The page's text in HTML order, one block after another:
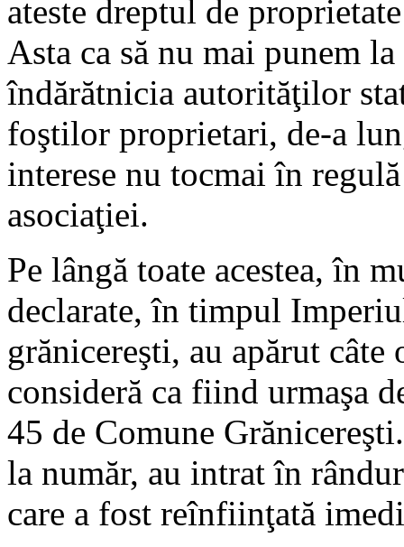
ateste dreptul de
Asta ca să nu mai punem
îndărătnicia autorităţilor
foştilor proprietari, de-a
interese nu tocmai în
asociaţiei.
Pe lângă toate acestea, în
declarate, în timpul
grănicereşti, au apărut câte
consideră ca fiind urmaşa
45 de Comune
la număr, au intrat în
care a fost reînfiinţată